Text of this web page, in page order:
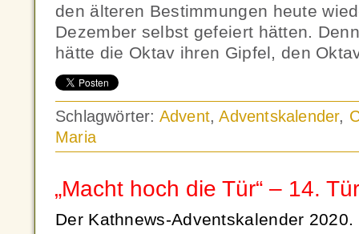
den älteren Bestimmungen heute
Dezember selbst gefeiert hätten.
hätte die Oktav ihren Gipfel, den
Schlagwörter: Advent,Adventskalender,
Maria
„Macht hoch die Tür“ – 14.
Der Kathnews-Adventskalender 2020.